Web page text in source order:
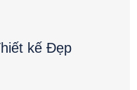
kế Đẹp